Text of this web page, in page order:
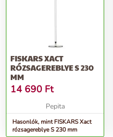
FISKARS XACT
RÓZSAGEREBLYE S 230
MM
14 690 Ft
Pepita
Hasonlók, mint FISKARS Xact
rózsagereblye S 230 mm